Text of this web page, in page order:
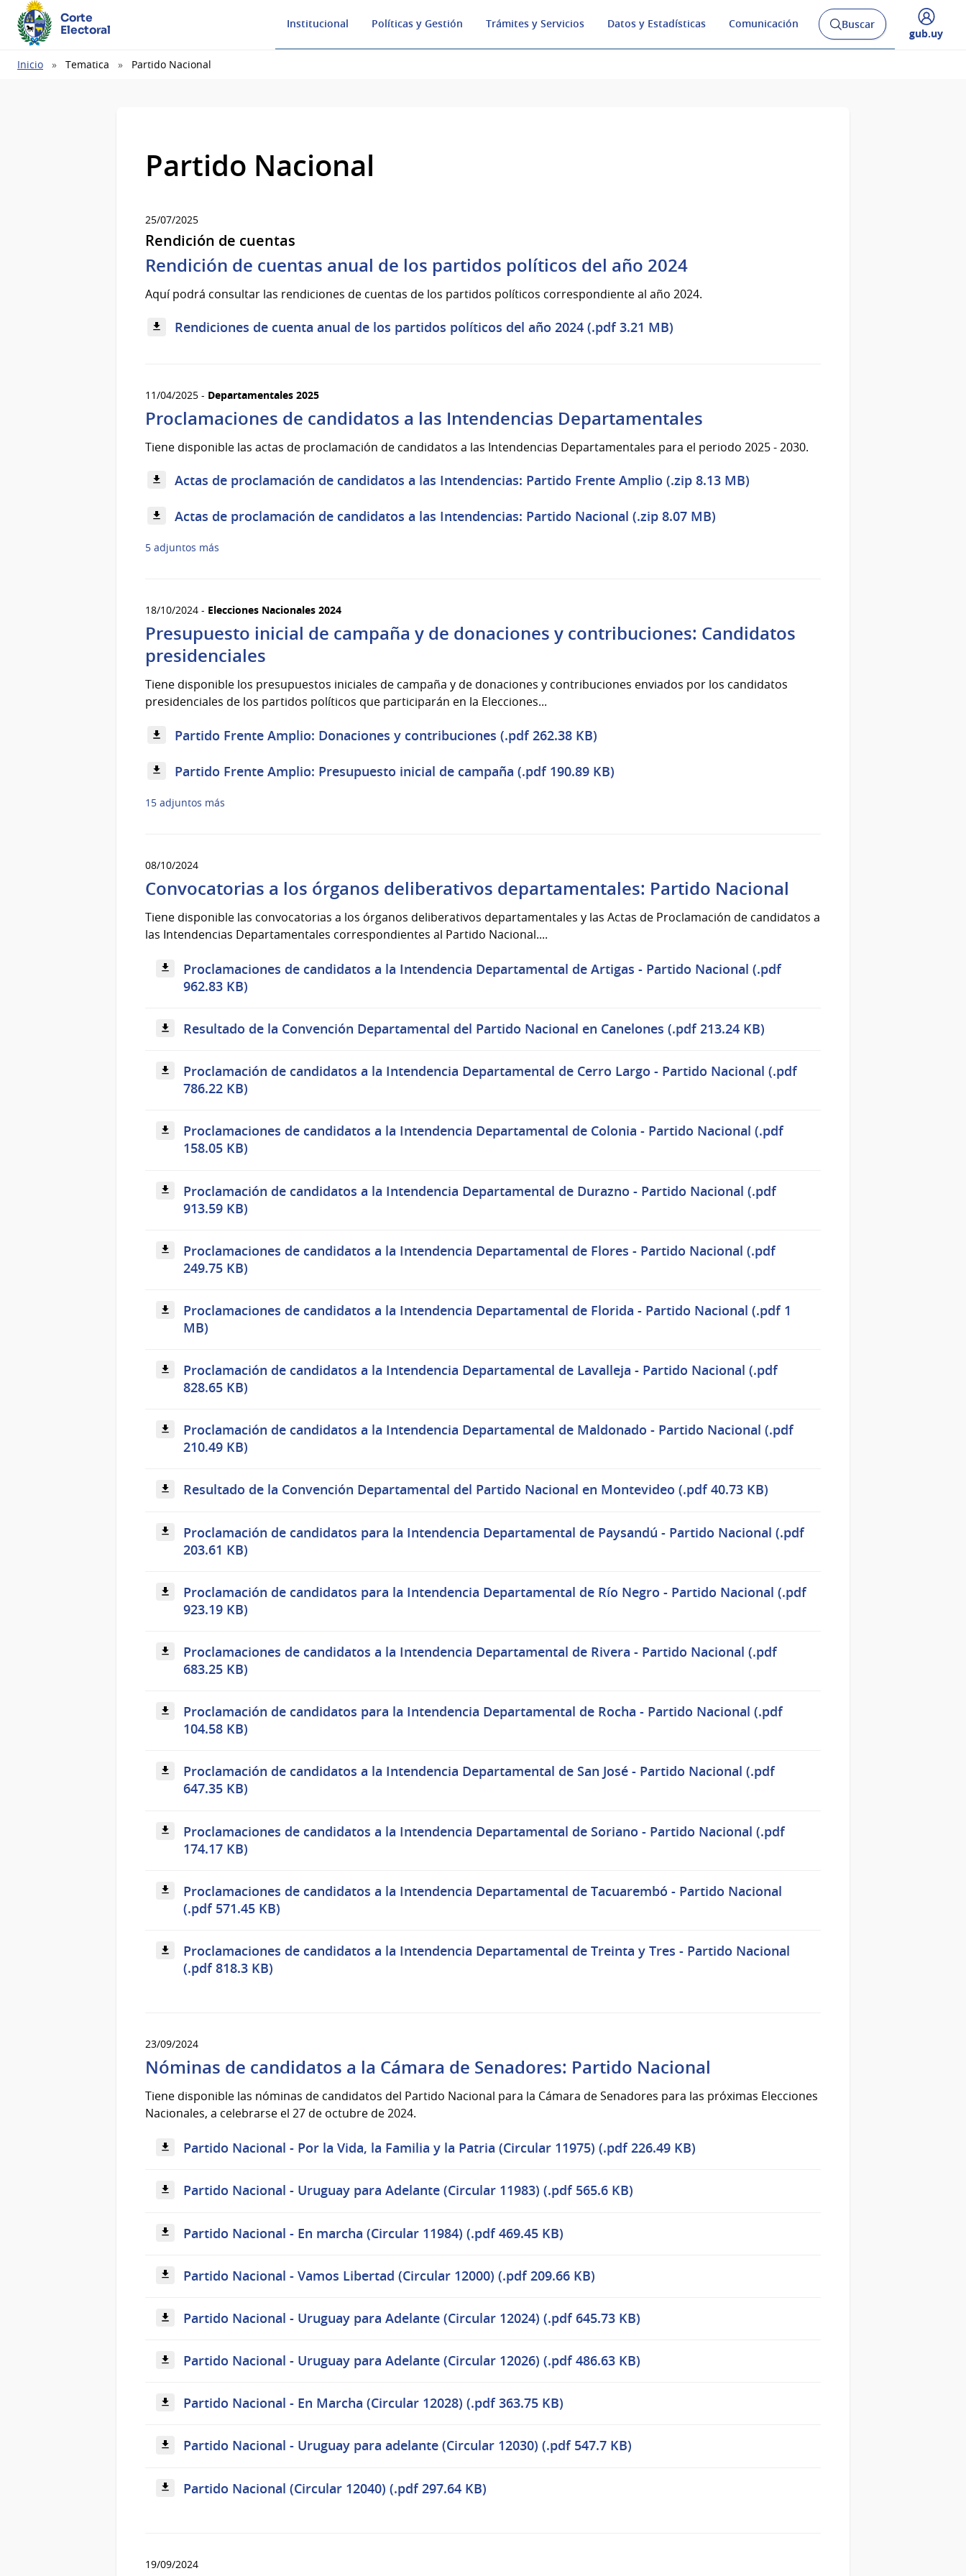
Corte
Electoral
Institucional Políticas y Gestión Trámites y Servicios Datos y Estadísticas Comunicación
Abrir
buscador
Buscar
Desplegar
gub.uy
Ruta
Inicio Tematica Partido Nacional
Partido Nacional
25/07/2025
Rendición de cuentas
Rendición de cuentas anual de los partidos políticos del año 2024
Aquí podrá consultar las rendiciones de cuentas de los partidos políticos correspondiente al año 2024.
Rendiciones de cuenta anual de los partidos políticos del año 2024 (.pdf 3.21 MB)
11/04/2025 - Departamentales 2025
Proclamaciones de candidatos a las Intendencias Departamentales
Tiene disponible las actas de proclamación de candidatos a las Intendencias Departamentales para el periodo 2025 - 2030.
Actas de proclamación de candidatos a las Intendencias: Partido Frente Amplio (.zip 8.13 MB)
Actas de proclamación de candidatos a las Intendencias: Partido Nacional (.zip 8.07 MB)
5 adjuntos más
18/10/2024 - Elecciones Nacionales 2024
Presupuesto inicial de campaña y de donaciones y contribuciones: Candidatos
presidenciales
Tiene disponible los presupuestos iniciales de campaña y de donaciones y contribuciones enviados por los candidatos
presidenciales de los partidos políticos que participarán en la Elecciones...
Partido Frente Amplio: Donaciones y contribuciones (.pdf 262.38 KB)
Partido Frente Amplio: Presupuesto inicial de campaña (.pdf 190.89 KB)
15 adjuntos más
08/10/2024
Convocatorias a los órganos deliberativos departamentales: Partido Nacional
Tiene disponible las convocatorias a los órganos deliberativos departamentales y las Actas de Proclamación de candidatos a
las Intendencias Departamentales correspondientes al Partido Nacional....
Proclamaciones de candidatos a la Intendencia Departamental de Artigas - Partido Nacional (.pdf
962.83 KB)
Resultado de la Convención Departamental del Partido Nacional en Canelones (.pdf 213.24 KB)
Proclamación de candidatos a la Intendencia Departamental de Cerro Largo - Partido Nacional (.pdf
786.22 KB)
Proclamaciones de candidatos a la Intendencia Departamental de Colonia - Partido Nacional (.pdf
158.05 KB)
Proclamación de candidatos a la Intendencia Departamental de Durazno - Partido Nacional (.pdf
913.59 KB)
Proclamaciones de candidatos a la Intendencia Departamental de Flores - Partido Nacional (.pdf
249.75 KB)
Proclamaciones de candidatos a la Intendencia Departamental de Florida - Partido Nacional (.pdf 1
MB)
Proclamación de candidatos a la Intendencia Departamental de Lavalleja - Partido Nacional (.pdf
828.65 KB)
Proclamación de candidatos a la Intendencia Departamental de Maldonado - Partido Nacional (.pdf
210.49 KB)
Resultado de la Convención Departamental del Partido Nacional en Montevideo (.pdf 40.73 KB)
Proclamación de candidatos para la Intendencia Departamental de Paysandú - Partido Nacional (.pdf
203.61 KB)
Proclamación de candidatos para la Intendencia Departamental de Río Negro - Partido Nacional (.pdf
923.19 KB)
Proclamaciones de candidatos a la Intendencia Departamental de Rivera - Partido Nacional (.pdf
683.25 KB)
Proclamación de candidatos para la Intendencia Departamental de Rocha - Partido Nacional (.pdf
104.58 KB)
Proclamación de candidatos a la Intendencia Departamental de San José - Partido Nacional (.pdf
647.35 KB)
Proclamaciones de candidatos a la Intendencia Departamental de Soriano - Partido Nacional (.pdf
174.17 KB)
Proclamaciones de candidatos a la Intendencia Departamental de Tacuarembó - Partido Nacional
(.pdf 571.45 KB)
Proclamaciones de candidatos a la Intendencia Departamental de Treinta y Tres - Partido Nacional
(.pdf 818.3 KB)
23/09/2024
Nóminas de candidatos a la Cámara de Senadores: Partido Nacional
Tiene disponible las nóminas de candidatos del Partido Nacional para la Cámara de Senadores para las próximas Elecciones
Nacionales, a celebrarse el 27 de octubre de 2024.
Partido Nacional - Por la Vida, la Familia y la Patria (Circular 11975) (.pdf 226.49 KB)
Partido Nacional - Uruguay para Adelante (Circular 11983) (.pdf 565.6 KB)
Partido Nacional - En marcha (Circular 11984) (.pdf 469.45 KB)
Partido Nacional - Vamos Libertad (Circular 12000) (.pdf 209.66 KB)
Partido Nacional - Uruguay para Adelante (Circular 12024) (.pdf 645.73 KB)
Partido Nacional - Uruguay para Adelante (Circular 12026) (.pdf 486.63 KB)
Partido Nacional - En Marcha (Circular 12028) (.pdf 363.75 KB)
Partido Nacional - Uruguay para adelante (Circular 12030) (.pdf 547.7 KB)
Partido Nacional (Circular 12040) (.pdf 297.64 KB)
19/09/2024